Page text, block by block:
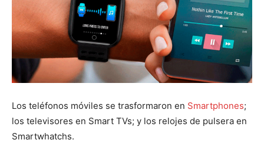
Los teléfonos móviles se trasformaron en Smartphones;
los televisores en Smart TVs; y los relojes de pulsera en
Smartwhatchs.